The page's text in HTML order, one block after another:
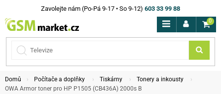
Zavolejte nám (Po-Pá 9-17 • So 9-12) 603 33 99 88
0
Domů Počítače a doplňky Tiskárny
Tonery a inkousty
OWA Armor toner pro HP P1505 (CB436A) 2000s B